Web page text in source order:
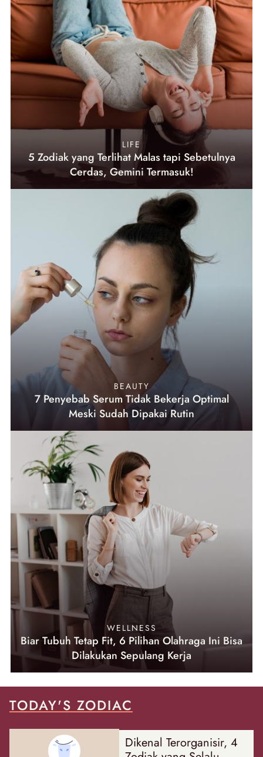
LIFE
5 Zodiak yang Terlihat Malas tapi Sebetulnya
Cerdas, Gemini Termasuk!
BEAUTY
7 Penyebab Serum Tidak Bekerja Optimal
Meski Sudah Dipakai Rutin
WELLNESS
Biar Tubuh Tetap Fit, 6 Pilihan Olahraga Ini Bisa
Dilakukan Sepulang Kerja
TODAY'S ZODIAC
Dikenal Terorganisir, 4